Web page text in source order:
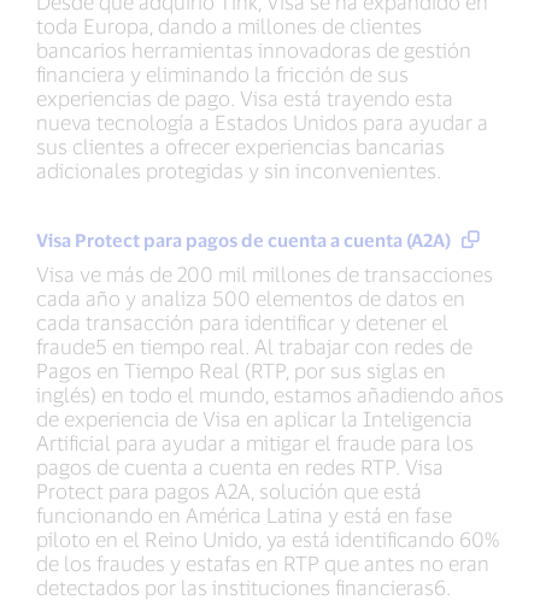
toda Europa, dando a millones de clientes
bancarios herramientas innovadoras de gestión
financiera y eliminando la fricción de sus
experiencias de pago. Visa está trayendo esta
nueva tecnología a Estados Unidos para ayudar a
sus clientes a ofrecer experiencias bancarias
adicionales protegidas y sin inconvenientes.
Visa Protect para pagos de cuenta a cuenta (A2A)
Visa ve más de 200 mil millones de transacciones
cada año y analiza 500 elementos de datos en
cada transacción para identificar y detener el
fraude5 en tiempo real. Al trabajar con redes de
Pagos en Tiempo Real (RTP, por sus siglas en
inglés) en todo el mundo, estamos añadiendo años
de experiencia de Visa en aplicar la Inteligencia
Artificial para ayudar a mitigar el fraude para los
pagos de cuenta a cuenta en redes RTP. Visa
Protect para pagos A2A, solución que está
funcionando en América Latina y está en fase
piloto en el Reino Unido, ya está identificando 60%
de los fraudes y estafas en RTP que antes no eran
detectados por las instituciones financieras6.